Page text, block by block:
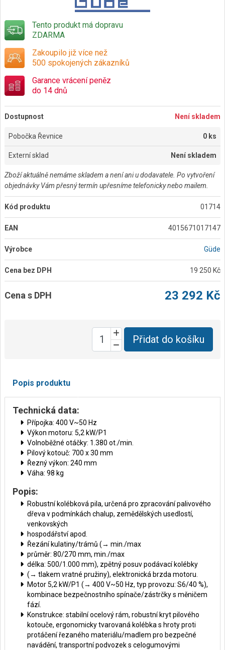
Tento produkt má dopravu
ZDARMA
Zakoupilo již více než
500 spokojených zákazníků
Garance vrácení peněz
do 14 dnů
Dostupnost Není skladem
Pobočka Řevnice 0 ks
Externí sklad Není skladem
Zboží aktuálně nemáme skladem a není ani u dodavatele. Po vytvoření
objednávky Vám přesný termín upřesníme telefonicky nebo mailem.
Kód produktu 01714
EAN 4015671017147
Výrobce Güde
Cena bez DPH 19 250 Kč
Cena s DPH 23 292 Kč
Přidat do košíku
Popis produktu
Technická data:
Přípojka: 400 V~50 Hz
Výkon motoru: 5,2 kW/P1
Volnoběžné otáčky: 1.380 ot./min.
Pilový kotouč: 700 x 30 mm
Řezný výkon: 240 mm
Váha: 98 kg
Popis:
Robustní kolébková pila, určená pro zpracování palivového
dřeva v podmínkách chalup, zemědělských usedlostí,
venkovských
hospodářství apod.
Řezání kulatiny/trámů (→ min./max
průměr: 80/270 mm, min./max
délka: 500/1.000 mm), zpětný posuv podávací kolébky
(→ tlakem vratné pružiny), elektronická brzda motoru.
Motor 5,2 kW/P1 (→ 400 V~50 Hz, typ provozu: S6/40 %),
kombinace bezpečnostního spínače/zástrčky s měničem
fází.
Konstrukce: stabilní ocelový rám, robustní kryt pilového
kotouče, ergonomicky tvarovaná kolébka s hroty proti
protáčení řezaného materiálu/madlem pro bezpečné
navádění, transportní podvozek s celogumovými